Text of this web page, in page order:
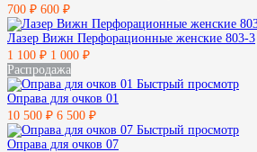
700 ₽ 600 ₽
Лазер Вижн Перфорационные женские 803-3
1 100 ₽ 1 000 ₽
Распродажа
Быстрый просмотр
Оправа для очков 01
10 500 ₽ 6 500 ₽
Быстрый просмотр
Оправа для очков 07